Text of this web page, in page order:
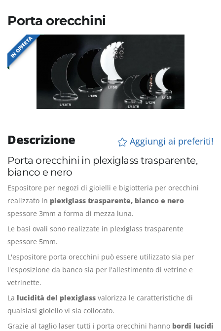
Porta orecchini
IN OFFERTA
Descrizione
Aggiungi ai preferiti!
Porta orecchini in plexiglass trasparente,
bianco e nero
Espositore per negozi di gioielli e bigiotteria per orecchini
realizzato in plexiglass trasparente, bianco e nero
spessore 3mm a forma di mezza luna.
Le basi ovali sono realizzate in plexiglass trasparente
spessore 5mm.
L'espositore porta orecchini può essere utilizzato sia per
l'esposizione da banco sia per l'allestimento di vetrine e
vetrinette.
La lucidità del plexiglass valorizza le caratteristiche di
qualsiasi gioiello vi sia collocato.
Grazie al taglio laser tutti i porta orecchini hanno bordi lucidi